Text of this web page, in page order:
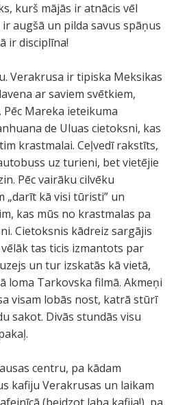
kurš mājās ir atnācis vēl
augšā un pilda savus spāņus
ir disciplīna!
Verakrusa ir tipiska Meksikas
ar saviem svētkiem,
Mareka ieteikuma
de Uluas cietoksni, kas
krastmalai. Ceļvedī rakstīts,
uz turieni, bet vietējie
Pēc vairāku cilvēku
„darīt kā visi tūristi” un
kas mūs no krastmalas pa
Cietoksnis kādreiz sargājis
tas ticis izmantots par
un tur izskatās kā vietā,
loma Tarkovska filmā. Akmeņi
visam lobās nost, katrā stūrī
sakot. Divās stundās visu
centru, pa kādam
kafiju Verakrusas un laikam